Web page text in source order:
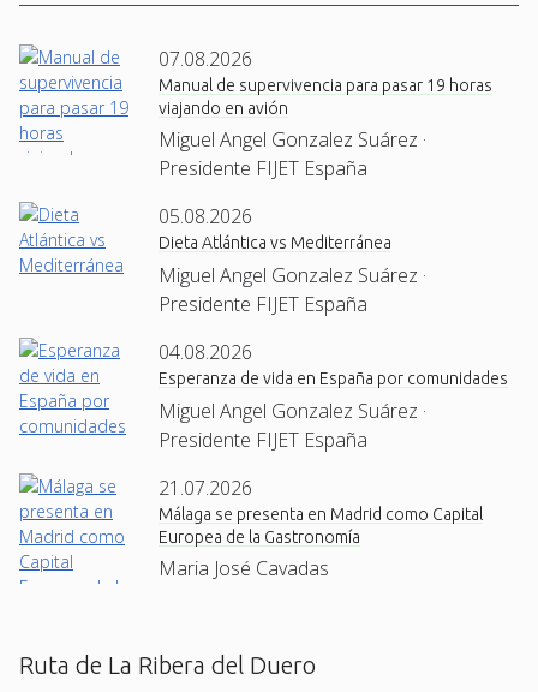
07.08.2026
Manual de supervivencia para pasar 19 horas
viajando en avión
Miguel Angel Gonzalez Suárez ·
Presidente FIJET España
05.08.2026
Dieta Atlántica vs Mediterránea
Miguel Angel Gonzalez Suárez ·
Presidente FIJET España
04.08.2026
Esperanza de vida en España por comunidades
Miguel Angel Gonzalez Suárez ·
Presidente FIJET España
21.07.2026
Málaga se presenta en Madrid como Capital
Europea de la Gastronomía
Maria José Cavadas
Ruta de La Ribera del Duero